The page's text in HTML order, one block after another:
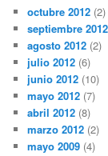
octubre 2012 (2)
septiembre 2012
agosto 2012 (2)
julio 2012 (6)
junio 2012 (10)
mayo 2012 (7)
abril 2012 (8)
marzo 2012 (2)
mayo 2009 (4)